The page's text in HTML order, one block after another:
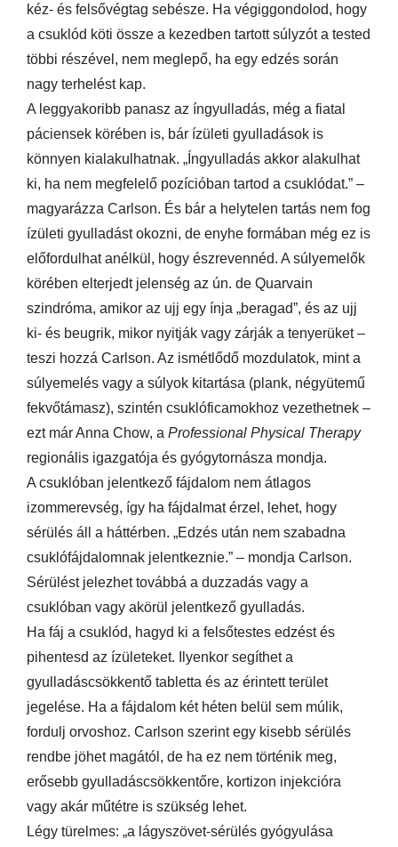
kéz- és felsővégtag sebésze. Ha végiggondolod, hogy
a csuklód köti össze a kezedben tartott súlyzót a tested
többi részével, nem meglepő, ha egy edzés során
nagy terhelést kap.
A leggyakoribb panasz az íngyulladás, még a fiatal
páciensek körében is, bár ízületi gyulladások is
könnyen kialakulhatnak. „Íngyulladás akkor alakulhat
ki, ha nem megfelelő pozícióban tartod a csuklódat.” –
magyarázza Carlson. És bár a helytelen tartás nem fog
ízületi gyulladást okozni, de enyhe formában még ez is
előfordulhat anélkül, hogy észrevennéd. A súlyemelők
körében elterjedt jelenség az ún. de Quarvain
szindróma, amikor az ujj egy ínja „beragad”, és az ujj
ki- és beugrik, mikor nyitják vagy zárják a tenyerüket –
teszi hozzá Carlson. Az ismétlődő mozdulatok, mint a
súlyemelés vagy a súlyok kitartása (plank, négyütemű
fekvőtámasz), szintén csuklóficamokhoz vezethetnek –
ezt már Anna Chow, a Professional Physical Therapy
regionális igazgatója és gyógytornásza mondja.
A csuklóban jelentkező fájdalom nem átlagos
izommerevség, így ha fájdalmat érzel, lehet, hogy
sérülés áll a háttérben. „Edzés után nem szabadna
csuklófájdalomnak jelentkeznie.” – mondja Carlson.
Sérülést jelezhet továbbá a duzzadás vagy a
csuklóban vagy akörül jelentkező gyulladás.
Ha fáj a csuklód, hagyd ki a felsőtestes edzést és
pihentesd az ízületeket. Ilyenkor segíthet a
gyulladáscsökkentő tabletta és az érintett terület
jegelése. Ha a fájdalom két héten belül sem múlik,
fordulj orvoshoz. Carlson szerint egy kisebb sérülés
rendbe jöhet magától, de ha ez nem történik meg,
erősebb gyulladáscsökkentőre, kortizon injekcióra
vagy akár műtétre is szükség lehet.
Légy türelmes: „a lágyszövet-sérülés gyógyulása